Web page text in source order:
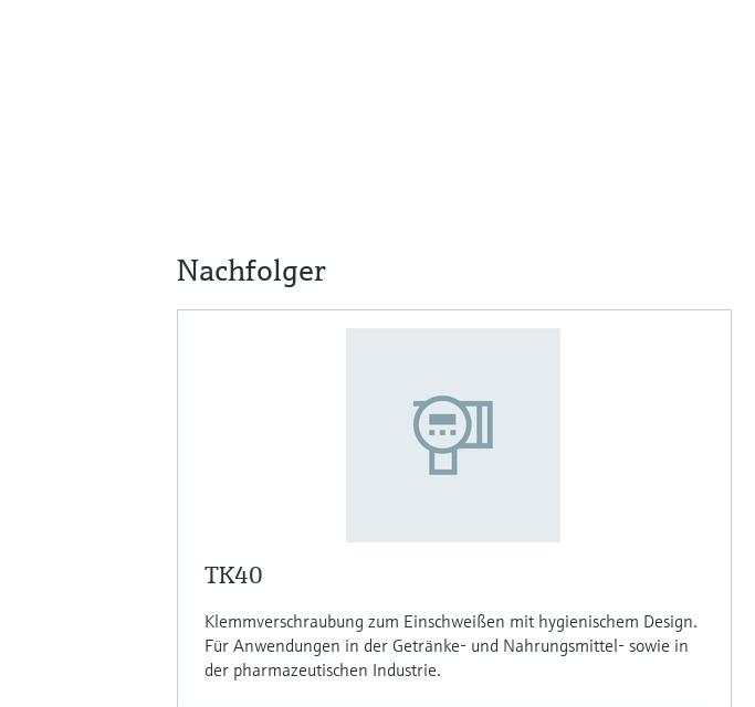
Nachfolger
TK40
Klemmverschraubung zum Einschweißen mit hygienischem Design.
Für Anwendungen in der Getränke- und Nahrungsmittel- sowie in
der pharmazeutischen Industrie.